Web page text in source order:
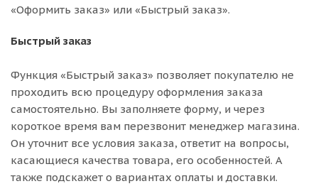
«Оформить заказ» или «Быстрый заказ».
Быстрый заказ
Функция «Быстрый заказ» позволяет покупателю не
проходить всю процедуру оформления заказа
самостоятельно. Вы заполняете форму, и через
короткое время вам перезвонит менеджер магазина.
Он уточнит все условия заказа, ответит на вопросы,
касающиеся качества товара, его особенностей. А
также подскажет о вариантах оплаты и доставки.